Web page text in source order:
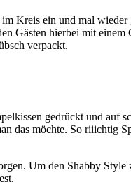
Kreis ein und mal
Gästen hierbei mit
verpackt.
gedrückt und auf
das möchte. So riiichtig
Um den Shabby Style